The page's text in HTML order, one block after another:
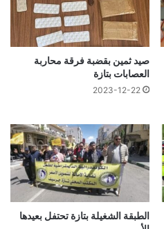
صيد ثمين بقضبة فرقة محاربة
العصابات بتازة
2023-12-22
الطبقة الشغيلة بتازة تحتفل بعيدها